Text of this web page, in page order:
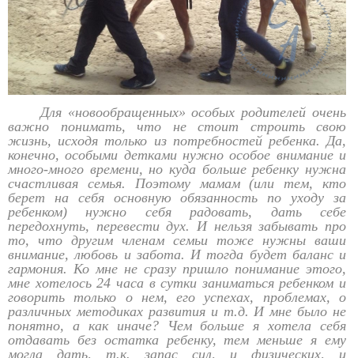
Для «новообращенных» особых родителей очень
важно понимать, что не стоит строить свою
жизнь, исходя только из потребностей ребенка. Да,
конечно, особыми детками нужно особое внимание и
много-много времени, но куда больше ребенку нужна
счастливая семья. Поэтому мамам (или тем, кто
берет на себя основную обязанность по уходу за
ребенком) нужно себя радовать, дать себе
передохнуть, перевести дух. И нельзя забывать про
то, что другим членам семьи тоже нужны ваши
внимание, любовь и забота. И тогда будет баланс и
гармония. Ко мне не сразу пришло понимание этого,
мне хотелось 24 часа в сутки заниматься ребенком и
говорить только о нем, его успехах, проблемах, о
различных методиках развития и т.д. И мне было не
понятно, а как иначе? Чем больше я хотела себя
отдавать без остатка ребенку, тем меньше я ему
могла дать, т.к. запас сил, и физических, и